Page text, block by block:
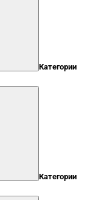
Категории
Категории